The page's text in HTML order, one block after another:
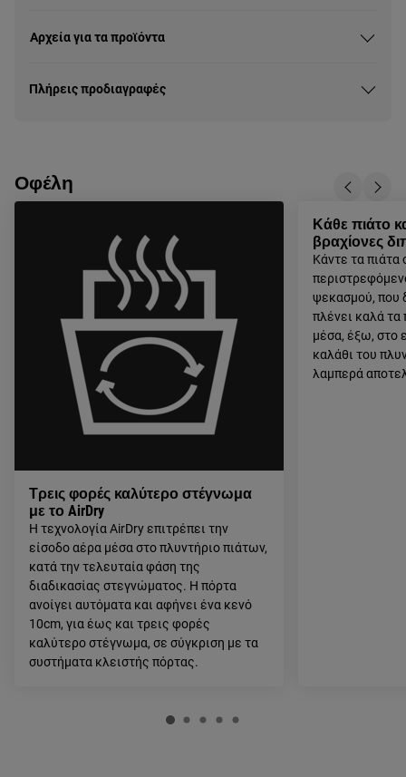
Αρχεία για τα προϊόντα
Πλήρεις προδιαγραφές
Οφέλη
Τρεις φορές καλύτερο στέγνωμα
με το AirDry
Η τεχνολογία AirDry επιτρέπει την
είσοδο αέρα μέσα στο πλυντήριο πιάτων,
κατά την τελευταία φάση της
διαδικασίας στεγνώματος. Η πόρτα
ανοίγει αυτόματα και αφήνει ένα κενό
10cm, για έως και τρεις φορές
καλύτερο στέγνωμα, σε σύγκριση με τα
συστήματα κλειστής πόρτας.
Κάθε πιάτο
βραχίονες
Κάντε τα
ψεκασμού, που
πλένει καλά τα
μέσα, έξω, στο
καλάθι του
λαμπερά